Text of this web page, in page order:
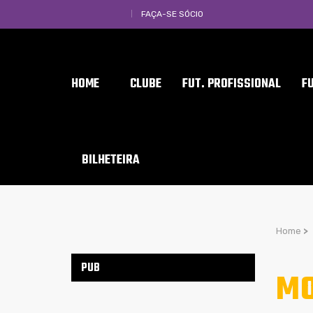
FAÇA-SE SÓCIO
HOME CLUBE FUT. PROFISSIONAL
BILHETEIRA
Home >
PUB